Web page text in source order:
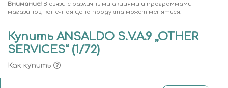
Внимание! В связи с различными акциями и программами
магазинов, конечная цена продукта может меняться.
Купить ANSALDO S.V.A.9 „OTHER
SERVICES“ (1/72)
Как купить